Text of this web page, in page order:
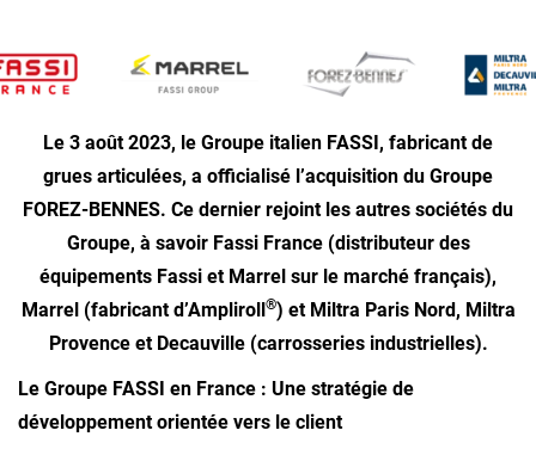
Le 3 août 2023, le Groupe italien FASSI, fabricant de
grues articulées, a officialisé l’acquisition du Groupe
FOREZ-BENNES. Ce dernier rejoint les autres sociétés du
Groupe, à savoir Fassi France (distributeur des
équipements Fassi et Marrel sur le marché français),
Marrel (fabricant d’Ampliroll®) et Miltra Paris Nord, Miltra
Provence et Decauville (carrosseries industrielles).
Le Groupe FASSI en France : Une stratégie de
développement orientée vers le client